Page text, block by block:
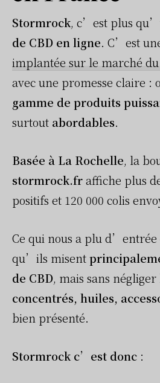
Stormrock, c’est plus
de CBD en ligne. C’est
implantée sur le marché du
avec une promesse claire :
gamme de produits
surtout abordables.
Basée à La Rochelle, la
stormrock.fraffiche plus
positifs et 120 000 colis
Ce qui nous a plu d’entrée
qu’ils misent
de CBD, mais sans négliger
concentrés, huiles,
bien présenté.
Stormrock c’est donc :